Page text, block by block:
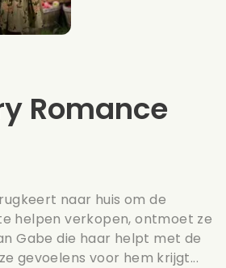
Romance
naar huis om de
helpen verkopen, ontmoet ze
Gabe die haar helpt met de
gevoelens voor hem krijgt...